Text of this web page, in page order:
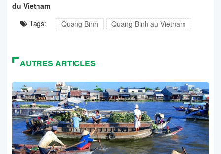
du Vietnam
Tags:
Quang Binh Quang Binh au Vietnam
AUTRES ARTICLES